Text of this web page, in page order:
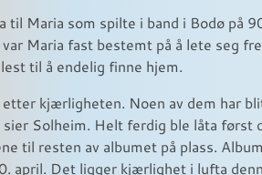
til Maria som spilte i band i Bodø på
Maria fast bestemt på å lete seg
til å endelig finne hjem.
kjærligheten. Noen av dem har
Solheim. Helt ferdig ble låta
til resten av albumet på plass.
april. Det ligger kjærlighet i lufta